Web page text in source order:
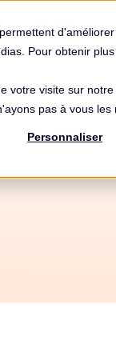
Pour obtenir
votre visite sur
pas à vous les
Personnaliser
Solutions